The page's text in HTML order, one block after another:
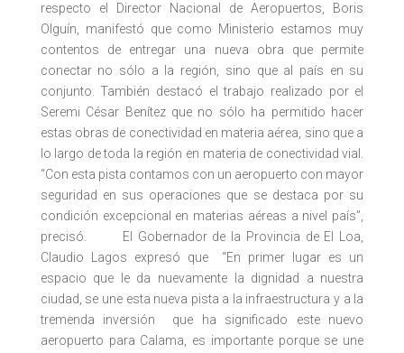
respecto el Director Nacional de Aeropuertos, Boris
Olguín, manifestó que como Ministerio estamos muy
contentos de entregar una nueva obra que permite
conectar no sólo a la región, sino que al país en su
conjunto. También destacó el trabajo realizado por el
Seremi César Benítez que no sólo ha permitido hacer
estas obras de conectividad en materia aérea, sino que a
lo largo de toda la región en materia de conectividad vial.
“Con esta pista contamos con un aeropuerto con mayor
seguridad en sus operaciones que se destaca por su
condición excepcional en materias aéreas a nivel país”,
precisó. El Gobernador de la Provincia de El Loa,
Claudio Lagos expresó que “En primer lugar es un
espacio que le da nuevamente la dignidad a nuestra
ciudad, se une esta nueva pista a la infraestructura y a la
tremenda inversión que ha significado este nuevo
aeropuerto para Calama, es importante porque se une